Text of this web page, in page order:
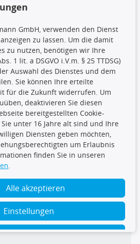
GmbH, verwenden den Dienst
zu lassen. Um die damit
zu nutzen, benötigen wir Ihre
1 lit. a DSGVO i.V.m. § 25 TTDSG)
Auswahl des Dienstes und dem
Sie können Ihre erteilte
für die Zukunft widerrufen. Um
deaktivieren Sie diesen
bereitgestellten Cookie-
unter 16 Jahre alt sind und Ihre
Diensten geben möchten,
um Erlaubnis
finden Sie in unseren
Alle akzeptieren
Einstellungen
Ablehnen